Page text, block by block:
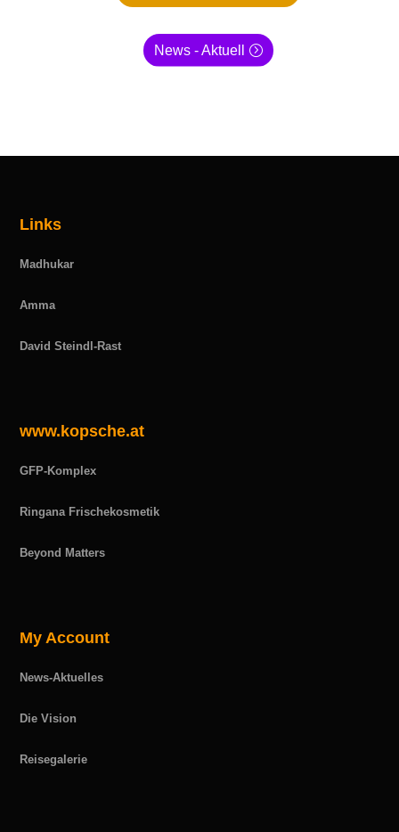
News - Aktuell
Links
Madhukar
Amma
David Steindl-Rast
www.kopsche.at
GFP-Komplex
Ringana Frischekosmetik
Beyond Matters
My Account
News-Aktuelles
Die Vision
Reisegalerie